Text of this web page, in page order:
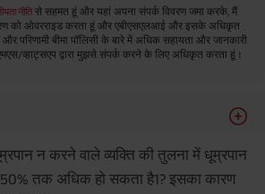
नीति से सहमत हूं और यहां अपना संपर्क विवरण जमा करके, मैं
को ओवरराइड करता हूं और एबीएसएलआई और इसके अधिकृत
और परिणामी बीमा पॉलिसी के बारे में अधिक सहायता और जानकारी
व्हाट्सएप द्वारा मुझसे संपर्क करने के लिए अधिकृत करता हूं।
धूम्रपान करने वाला
न करने वाले व्यक्ति की तुलना में धूम्रपान
50% तक अधिक हो सकता है1? इसका कारण